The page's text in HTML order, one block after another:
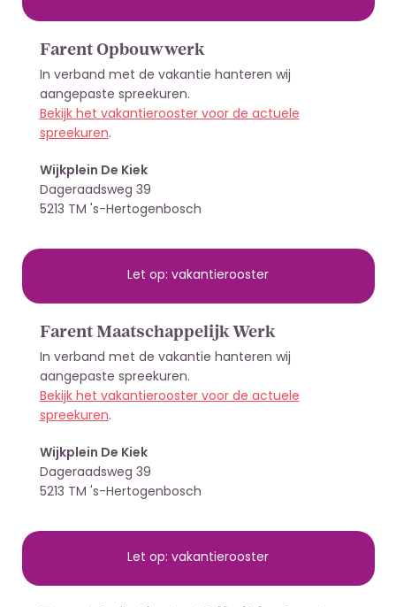
Farent Opbouwwerk
In verband met de vakantie hanteren wij
aangepaste spreekuren.
Bekijk het vakantierooster voor de actuele
spreekuren.
Wijkplein De Kiek
Dageraadsweg 39
5213 TM 's-Hertogenbosch
Let op: vakantierooster
Farent Maatschappelijk Werk
In verband met de vakantie hanteren wij
aangepaste spreekuren.
Bekijk het vakantierooster voor de actuele
spreekuren.
Wijkplein De Kiek
Dageraadsweg 39
5213 TM 's-Hertogenbosch
Let op: vakantierooster